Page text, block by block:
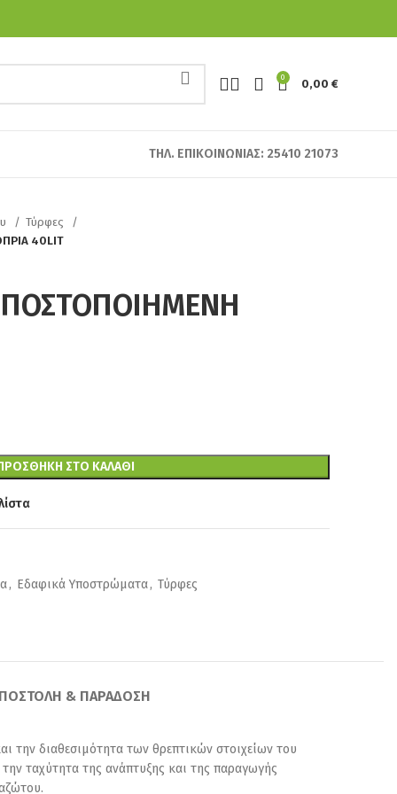
0
0,00 €
ΤΗΛ. ΕΠΙΚΟΙΝΩΝΙΑΣ: 25410 21073
Τύρφες
40LIT
ΣΤΟ ΚΑΛΆΘΙ
, Εδαφικά Υποστρώματα, Τύρφες
& ΠΑΡΆΔΟΣΗ
την διαθεσιμότητα των θρεπτικών στοιχείων του
ταχύτητα της ανάπτυξης και της παραγωγής